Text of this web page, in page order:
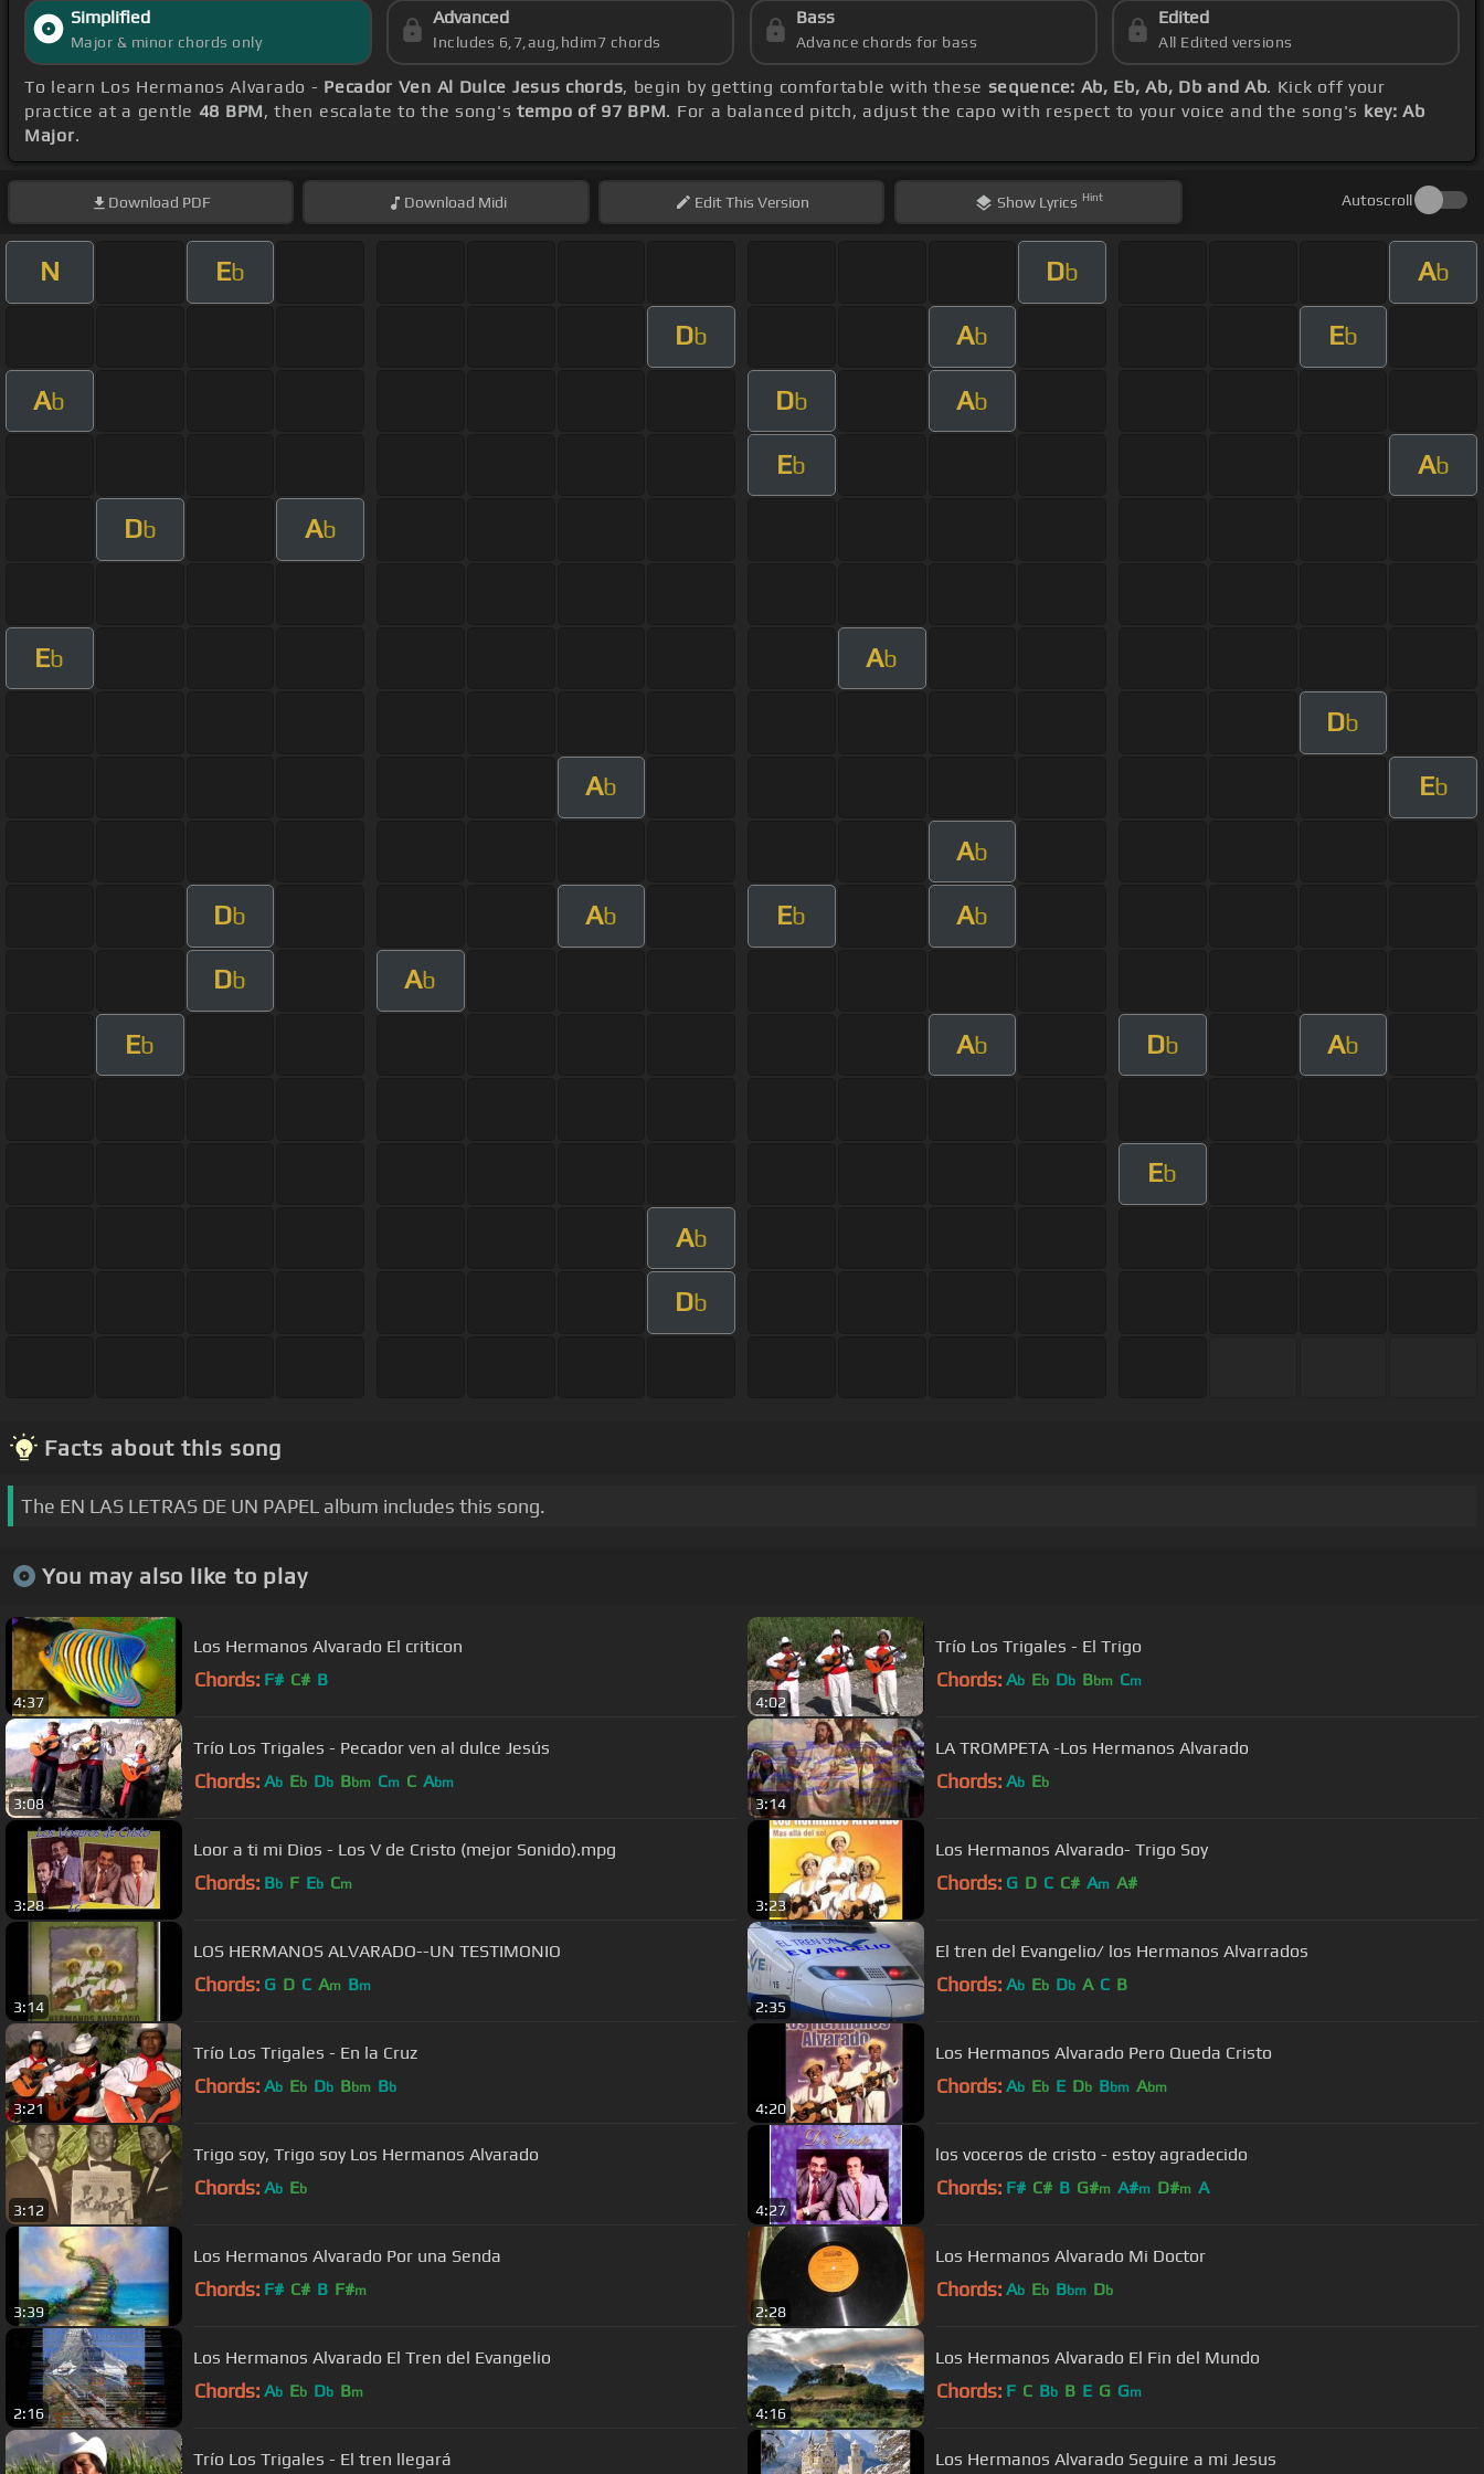
Simplified
Major & minor chords only
Advanced
Includes 6,7,aug,hdim7 chords
Bass
Advance chords for bass
Edited
All Edited versions
To learn Los Hermanos Alvarado - Pecador Ven Al Dulce Jesus chords, begin by getting comfortable with these sequence: Ab, Eb, Ab, Db and Ab. Kick off your
practice at a gentle 48 BPM, then escalate to the song's tempo of 97 BPM. For a balanced pitch, adjust the capo with respect to your voice and the song's key: Ab
Major.
Download PDF Download Midi EditThis Version Show Lyrics Hint Autoscroll
N Eb Db Ab
Db Ab Eb
Ab Db Ab
Eb Ab
Db Ab
Eb Ab
Db
Ab Eb
Ab
Db Ab Eb Ab
Db Ab
Eb Ab Db Ab
Eb
Ab
Db
Facts about this song
The EN LAS LETRAS DE UN PAPEL album includes this song.
You may also like to play
4:37
Los Hermanos Alvarado El criticon
Chords: F# C# B
4:02
Trío Los Trigales - El Trigo
Chords: Ab Eb Db Bbm Cm
3:08
Trío Los Trigales - Pecador ven al dulce Jesús
Chords: Ab Eb Db Bbm Cm C Abm
3:14
LA TROMPETA -Los Hermanos Alvarado
Chords: Ab Eb
3:28
Loor a ti mi Dios - Los V de Cristo (mejor Sonido).mpg
Chords: Bb F Eb Cm
3:23
Los Hermanos Alvarado- Trigo Soy
Chords: G D C C# Am A#
3:14
LOS HERMANOS ALVARADO--UN TESTIMONIO
Chords: G D C Am Bm
2:35
El tren del Evangelio/ los Hermanos Alvarrados
Chords: Ab Eb Db A C B
3:21
Trío Los Trigales - En la Cruz
Chords: Ab Eb Db Bbm Bb
4:20
Los Hermanos Alvarado Pero Queda Cristo
Chords: Ab Eb E Db Bbm Abm
3:12
Trigo soy, Trigo soy Los Hermanos Alvarado
Chords: Ab Eb
4:27
los voceros de cristo - estoy agradecido
Chords: F# C# B G#m A#m D#m A
3:39
Los Hermanos Alvarado Por una Senda
Chords: F# C# B F#m
2:28
Los Hermanos Alvarado Mi Doctor
Chords: Ab Eb Bbm Db
2:16
Los Hermanos Alvarado El Tren del Evangelio
Chords: Ab Eb Db Bm
4:16
Los Hermanos Alvarado El Fin del Mundo
Chords: F C Bb B E G Gm
Trío Los Trigales - El tren llegará Los Hermanos Alvarado Seguire a mi Jesus